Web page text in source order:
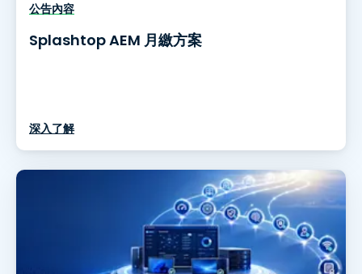
公告內容
Splashtop AEM 月繳方案
深入了解